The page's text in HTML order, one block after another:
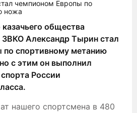
общества
ЗВКО Александр Тырин стал
спортивному метанию
с этим он выполнил
России
нашего спортсмена в 480